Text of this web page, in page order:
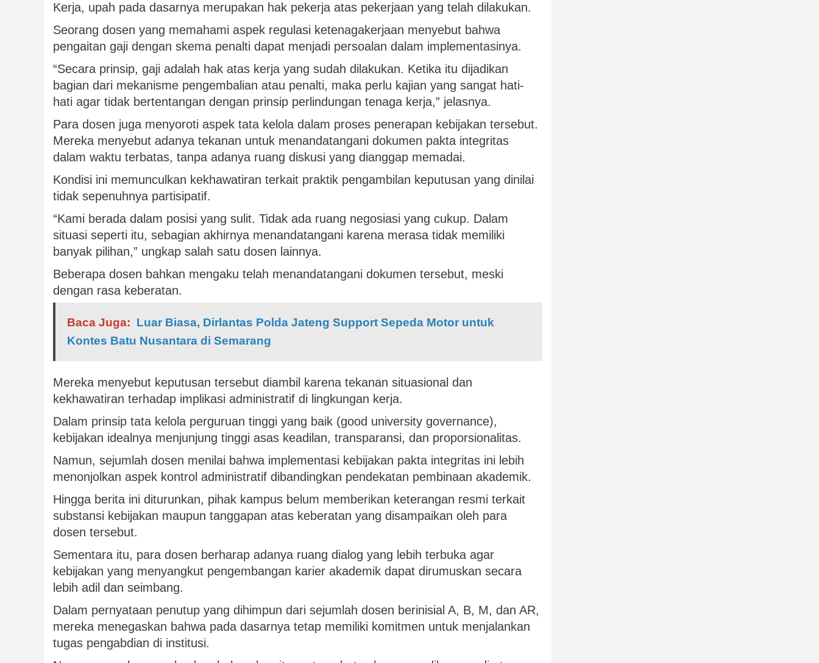
Kerja, upah pada dasarnya merupakan hak pekerja atas pekerjaan yang telah dilakukan.
Seorang dosen yang memahami aspek regulasi ketenagakerjaan menyebut bahwa
pengaitan gaji dengan skema penalti dapat menjadi persoalan dalam implementasinya.
“Secara prinsip, gaji adalah hak atas kerja yang sudah dilakukan. Ketika itu dijadikan
bagian dari mekanisme pengembalian atau penalti, maka perlu kajian yang sangat hati-
hati agar tidak bertentangan dengan prinsip perlindungan tenaga kerja,” jelasnya.
Para dosen juga menyoroti aspek tata kelola dalam proses penerapan kebijakan tersebut.
Mereka menyebut adanya tekanan untuk menandatangani dokumen pakta integritas
dalam waktu terbatas, tanpa adanya ruang diskusi yang dianggap memadai.
Kondisi ini memunculkan kekhawatiran terkait praktik pengambilan keputusan yang dinilai
tidak sepenuhnya partisipatif.
“Kami berada dalam posisi yang sulit. Tidak ada ruang negosiasi yang cukup. Dalam
situasi seperti itu, sebagian akhirnya menandatangani karena merasa tidak memiliki
banyak pilihan,” ungkap salah satu dosen lainnya.
Beberapa dosen bahkan mengaku telah menandatangani dokumen tersebut, meski
dengan rasa keberatan.
Baca Juga: Luar Biasa, Dirlantas Polda Jateng Support Sepeda Motor untuk
Kontes Batu Nusantara di Semarang
Mereka menyebut keputusan tersebut diambil karena tekanan situasional dan
kekhawatiran terhadap implikasi administratif di lingkungan kerja.
Dalam prinsip tata kelola perguruan tinggi yang baik (good university governance),
kebijakan idealnya menjunjung tinggi asas keadilan, transparansi, dan proporsionalitas.
Namun, sejumlah dosen menilai bahwa implementasi kebijakan pakta integritas ini lebih
menonjolkan aspek kontrol administratif dibandingkan pendekatan pembinaan akademik.
Hingga berita ini diturunkan, pihak kampus belum memberikan keterangan resmi terkait
substansi kebijakan maupun tanggapan atas keberatan yang disampaikan oleh para
dosen tersebut.
Sementara itu, para dosen berharap adanya ruang dialog yang lebih terbuka agar
kebijakan yang menyangkut pengembangan karier akademik dapat dirumuskan secara
lebih adil dan seimbang.
Dalam pernyataan penutup yang dihimpun dari sejumlah dosen berinisial A, B, M, dan AR,
mereka menegaskan bahwa pada dasarnya tetap memiliki komitmen untuk menjalankan
tugas pengabdian di institusi.